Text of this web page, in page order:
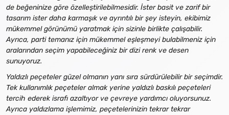
de beğeninize göre özelleştirilebilmesidir. İster basit ve zarif bir
tasarım ister daha karmaşık ve ayrıntılı bir şey isteyin, ekibimiz
mükemmel görünümü yaratmak için sizinle birlikte çalışabilir.
Ayrıca, parti temanız için mükemmel eşleşmeyi bulabilmeniz için
aralarından seçim yapabileceğiniz bir dizi renk ve desen
sunuyoruz.
Yaldızlı peçeteler güzel olmanın yanı sıra sürdürülebilir bir seçimdir.
Tek kullanımlık peçeteler almak yerine yaldızlı baskılı peçeteleri
tercih ederek israfı azaltıyor ve çevreye yardımcı oluyorsunuz.
Ayrıca yaldızlama işlemimiz, peçetelerinizin tekrar tekrar